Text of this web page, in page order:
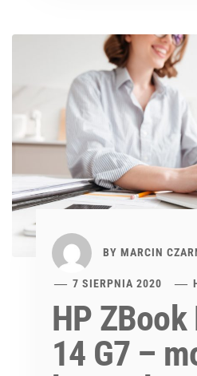
BY MARCIN
7 SIERPNIA 2020
HP
14 G7 –